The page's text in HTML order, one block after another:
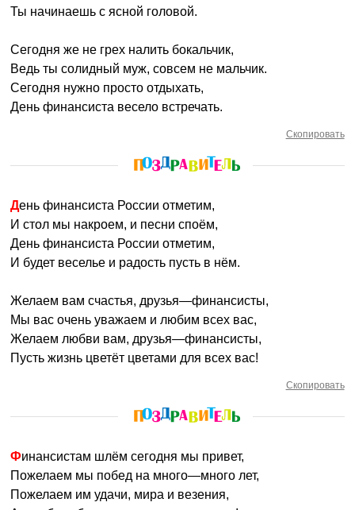
Ты начинаешь с ясной головой.
Сегодня же не грех налить бокальчик,
Ведь ты солидный муж, совсем не мальчик.
Сегодня нужно просто отдыхать,
День финансиста весело встречать.
Скопировать
День финансиста России отметим,
И стол мы накроем, и песни споём,
День финансиста России отметим,
И будет веселье и радость пусть в нём.
Желаем вам счастья, друзья—финансисты,
Мы вас очень уважаем и любим всех вас,
Желаем любви вам, друзья—финансисты,
Пусть жизнь цветёт цветами для всех вас!
Скопировать
Финансистам шлём сегодня мы привет,
Пожелаем мы побед на много—много лет,
Пожелаем им удачи, мира и везения,